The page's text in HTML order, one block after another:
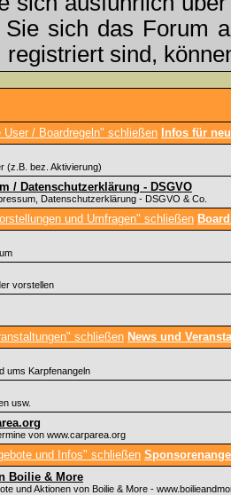
Sie sich das Forum
registriert sind,
Infos für
(z.B. bez. Aktivierung)
/ Datenschutzerklärung - DSGVO
Datenschutzerklärung - DSGVO & Co.
vorstellen
News und
ums Karpfenangeln
usw.
von www.carparea.org
Boilie & More
und Aktionen von Boilie & More -